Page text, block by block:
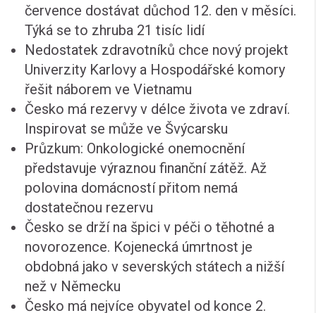
července dostávat důchod 12. den v měsíci.
Týká se to zhruba 21 tisíc lidí
Nedostatek zdravotníků chce nový projekt
Univerzity Karlovy a Hospodářské komory
řešit náborem ve Vietnamu
Česko má rezervy v délce života ve zdraví.
Inspirovat se může ve Švýcarsku
Průzkum: Onkologické onemocnění
představuje výraznou finanční zátěž. Až
polovina domácností přitom nemá
dostatečnou rezervu
Česko se drží na špici v péči o těhotné a
novorozence. Kojenecká úmrtnost je
obdobná jako v severských státech a nižší
než v Německu
Česko má nejvíce obyvatel od konce 2.